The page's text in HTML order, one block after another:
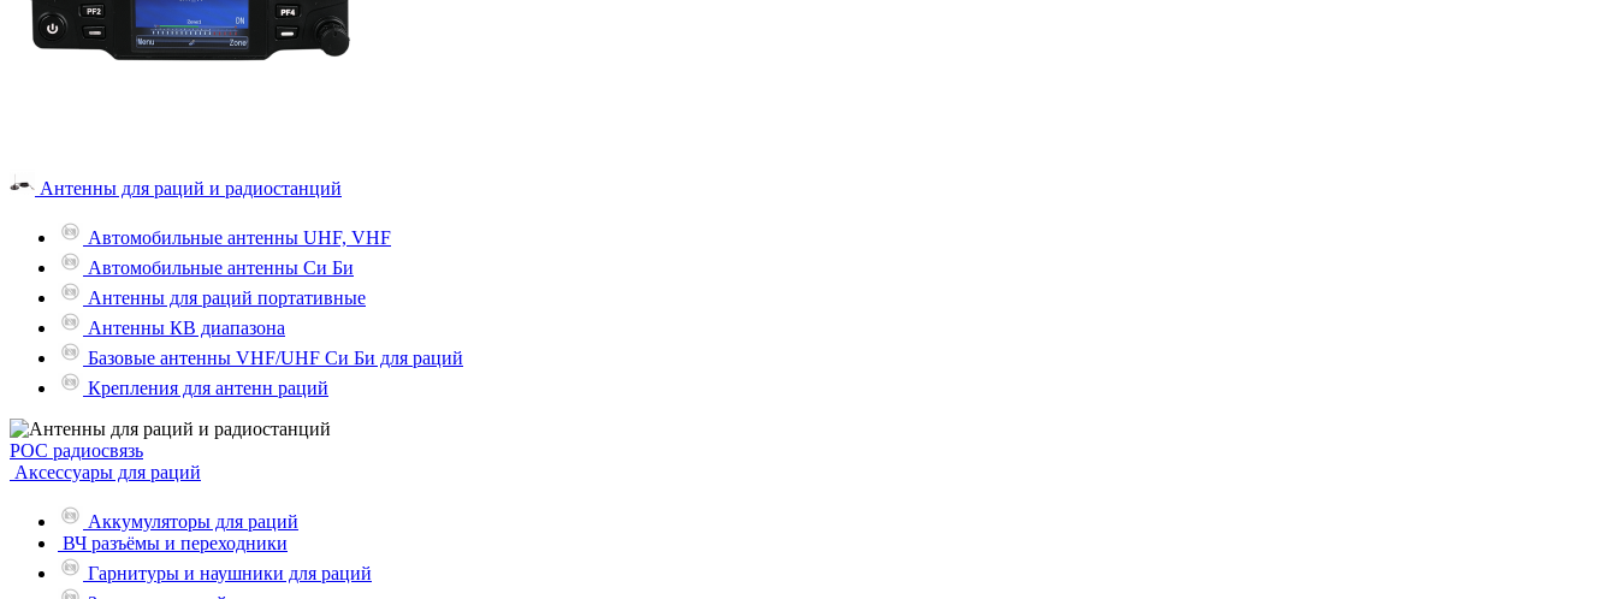
Антенны для раций и радиостанций
Автомобильные антенны UHF, VHF
Автомобильные антенны Си Би
Антенны для раций портативные
Антенны КВ диапазона
Базовые антенны VHF/UHF Си Би для раций
Крепления для антенн раций
POC радиосвязь
Аксессуары для раций
Аккумуляторы для раций
ВЧ разъёмы и переходники
Гарнитуры и наушники для раций